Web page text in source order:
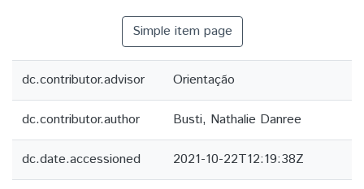
Simple item page
dc.contributor.advisor Orientação
dc.contributor.author Busti, Nathalie Danree
dc.date.accessioned 2021-10-22T12:19:38Z